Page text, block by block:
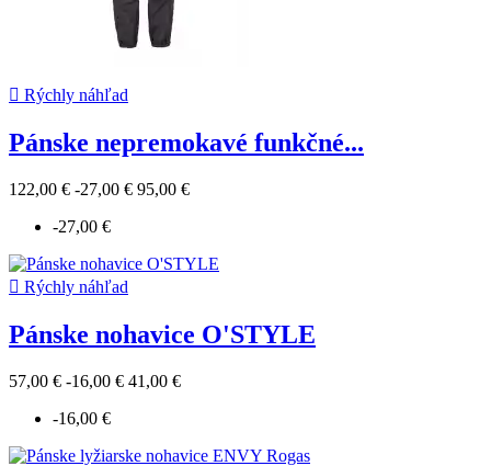
 Rýchly náhľad
Pánske nepremokavé funkčné...
122,00 € -27,00 € 95,00 €
-27,00 €
 Rýchly náhľad
Pánske nohavice O'STYLE
57,00 € -16,00 € 41,00 €
-16,00 €